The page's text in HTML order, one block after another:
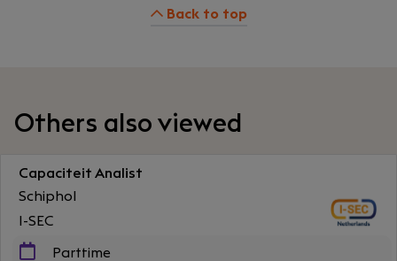
Back to top
Others also viewed
Capaciteit Analist
Schiphol
I-SEC
Parttime